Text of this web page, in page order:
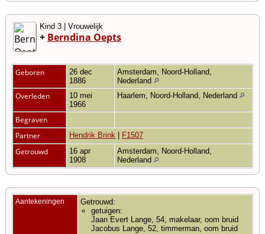
Kind 3 | Vrouwelijk
+ Berndina Oepts
Geboren
26 dec
1886
Amsterdam, Noord-Holland,
Nederland
Overleden
10 mei
1966
Haarlem, Noord-Holland, Nederland
Begraven
Partner
Hendrik Brink F1507
Getrouwd
16 apr
1908
Amsterdam, Noord-Holland,
Nederland
Aantekeningen
Getrouwd:
getuigen:
Jaan Evert Lange, 54, makelaar, oom bruid
Jacobus Lange, 52, timmerman, oom bruid